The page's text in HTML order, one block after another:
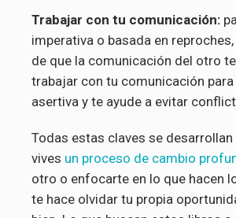
Trabajar con tu comunicación:
imperativa o basada en
de que la comunicación del otro
trabajar con tu comunicación para
asertiva y te ayude a evitar
Todas estas claves se desarrollan
vives un proceso de cambio
otro o enfocarte en lo que hacen
te hace olvidar tu propia